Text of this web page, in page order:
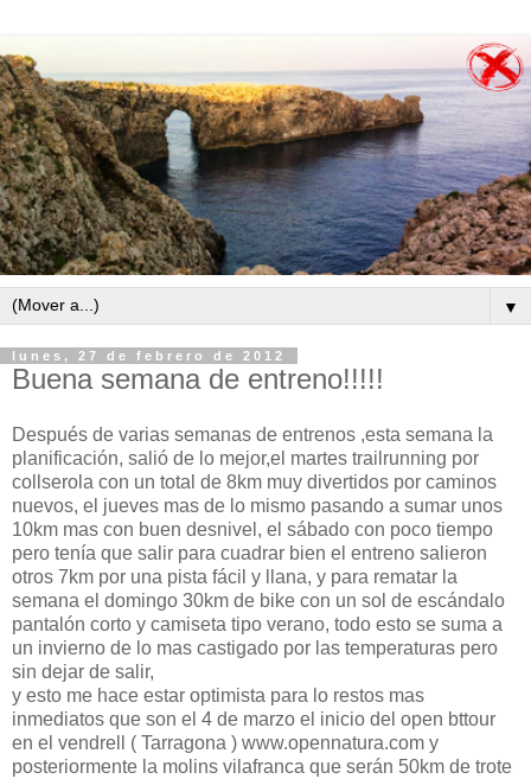
▼
lunes, 27 de febrero de 2012
Buena semana de entreno!!!!!
Después de varias semanas de entrenos ,esta semana la
planificación, salió de lo mejor,el martes trailrunning por
collserola con un total de 8km muy divertidos por caminos
nuevos, el jueves mas de lo mismo pasando a sumar unos
10km mas con buen desnivel, el sábado con poco tiempo
pero tenía que salir para cuadrar bien el entreno salieron
otros 7km por una pista fácil y llana, y para rematar la
semana el domingo 30km de bike con un sol de escándalo
pantalón corto y camiseta tipo verano, todo esto se suma a
un invierno de lo mas castigado por las temperaturas pero
sin dejar de salir,
y esto me hace estar optimista para lo restos mas
inmediatos que son el 4 de marzo el inicio del open bttour
en el vendrell ( Tarragona ) www.opennatura.com y
posteriormente la molins vilafranca que serán 50km de trote